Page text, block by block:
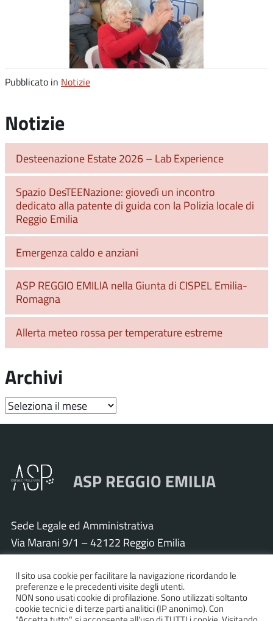
Pubblicato in Notizie
Notizie
Desteenazione Estate 2026 – Lab Experience
Spazio DesTEENazione: giovedì un incontro
dedicato alla patente di guida con la Polizia locale di
Reggio Emilia
Emergenza caldo e anziani
ASP REGGIO EMILIA nella Giunta di CISPEL Emilia-
Romagna
Allerta meteo rossa per temperature estreme
Archivi
Archivi
ASP REGGIO EMILIA
Sede Legale ed Amministrativa
Via Marani 9/1 – 42122 Reggio Emilia
Tel. 0522 571011 – Fax 0522 571030
Cod. Fisc. e P.IVA 01925120352
PEC:asp.re@pcert.postecert.it
E-mail:info@asp.re.it
Il sito usa cookie per facilitare la navigazione ricordando le
preferenze e le precedenti visite degli utenti.
NON sono usati cookie di profilazione. Sono utilizzati soltanto
cookie tecnici e di terze parti analitici (IP anonimo). Con